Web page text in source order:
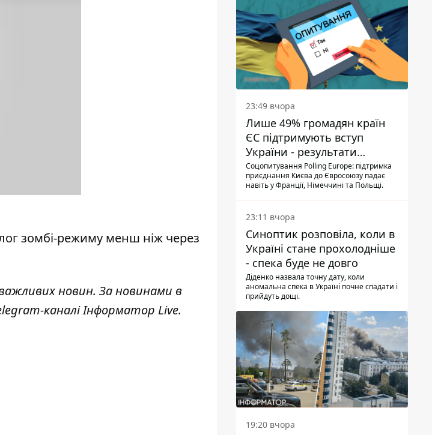
зомбі-режиму менш ніж через
новин. За новинами в
каналіІнформатор Live.
23:49 вчора
Лише 49% громадян країн
ЄС підтримують вступ
України - результати
опитування
Соцопитування Polling Europe: підтримка
приєднання Києва до Євросоюзу падає
навіть у Франції, Німеччині та Польщі.
23:11 вчора
Синоптик розповіла, коли в
Україні стане прохолодніше
- спека буде не довго
Діденко назвала точну дату, коли
аномальна спека в Україні почне спадати і
прийдуть дощі.
19:20 вчора